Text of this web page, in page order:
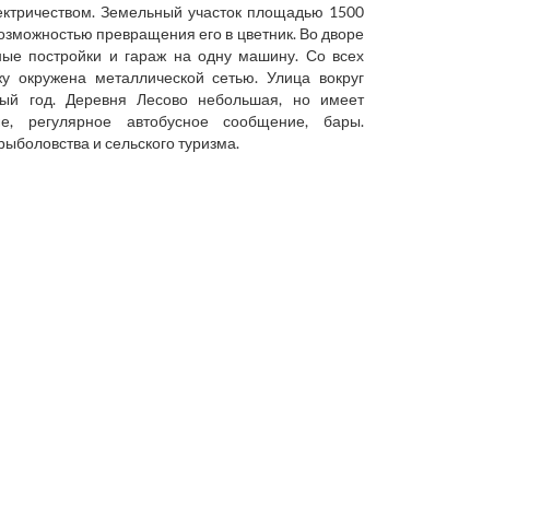
Земельный участок площадью 1500
превращения его в цветник. Во дворе
постройки и гараж на одну машину. Со всех
окружена металлической сетью. Улица вокруг
год. Деревня Лесово небольшая, но имеет
регулярное автобусное сообщение, бары.
и сельского туризма.